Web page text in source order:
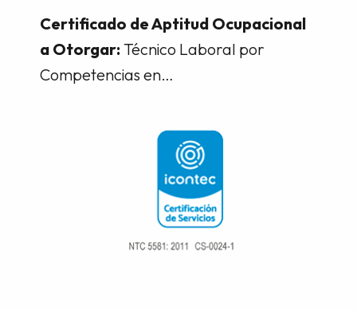
Certificado de Aptitud Ocupacional
a Otorgar: Técnico Laboral por
Competencias en…